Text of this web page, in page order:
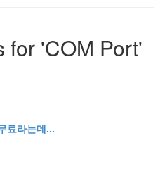
for 'COM Port'
료라는데...